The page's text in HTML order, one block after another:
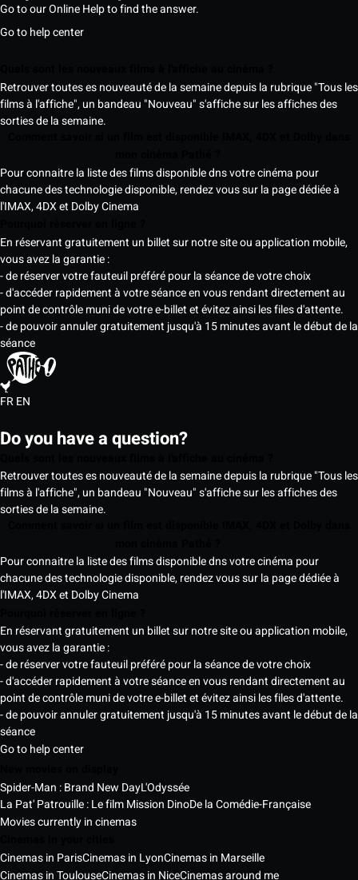
Go to our Online Help to find the answer.
Go to help center
Retrouver toutes es nouveauté de la semaine depuis la rubrique "Tous les
films à l'affiche", un bandeau "Nouveau" s'affiche sur les affiches des
sorties de la semaine.
Pour connaitre la liste des films disponible dns votre cinéma pour
chacune des technologie disponible, rendez vous sur la page dédiée à
l'IMAX, 4DX et Dolby Cinema
En réservant gratuitement un billet sur notre site ou application mobile,
vous avez la garantie :
- de réserver votre fauteuil préféré pour la séance de votre choix
- d'accéder rapidement à votre séance en vous rendant directement au
point de contrôle muni de votre e-billet et évitez ainsi les files d'attente.
- de pouvoir annuler gratuitement jusqu'à 15 minutes avant le début de la
séance
FREN
Do you have a question?
Retrouver toutes es nouveauté de la semaine depuis la rubrique "Tous les
films à l'affiche", un bandeau "Nouveau" s'affiche sur les affiches des
sorties de la semaine.
Pour connaitre la liste des films disponible dns votre cinéma pour
chacune des technologie disponible, rendez vous sur la page dédiée à
l'IMAX, 4DX et Dolby Cinema
En réservant gratuitement un billet sur notre site ou application mobile,
vous avez la garantie :
- de réserver votre fauteuil préféré pour la séance de votre choix
- d'accéder rapidement à votre séance en vous rendant directement au
point de contrôle muni de votre e-billet et évitez ainsi les files d'attente.
- de pouvoir annuler gratuitement jusqu'à 15 minutes avant le début de la
séance
Go to help center
Spider-Man : Brand New DayL'Odyssée
La Pat' Patrouille : Le film Mission DinoDe la Comédie-Française
Movies currently in cinemas
Cinemas in ParisCinemas in LyonCinemas in Marseille
Cinemas in ToulouseCinemas in NiceCinemas around me